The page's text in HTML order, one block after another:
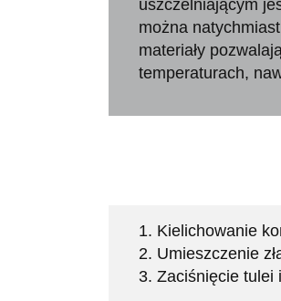
uszczelniającym
można
materiały
temperaturach,
1. Kielichowanie
2. Umieszczenie
3. Zaciśnięcie tulei